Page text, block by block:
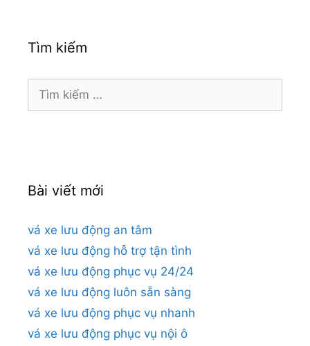
Tìm kiếm
Tìm
Bài viết mới
vá xe lưu động an tâm
vá xe lưu động hỗ trợ tận tình
vá xe lưu động phục vụ 24/24
vá xe lưu động luôn sẵn sàng
vá xe lưu động phục vụ nhanh
vá xe lưu động phục vụ nội ô